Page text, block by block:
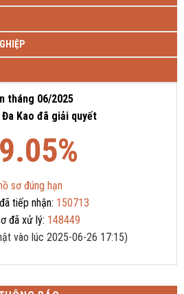
tháng 06/2025
Đa Kao đã giải quyết
sơ đúng hạn
tiếp nhận: 150713
đã xử lý: 148449
vào lúc 2025-06-26 17:15)